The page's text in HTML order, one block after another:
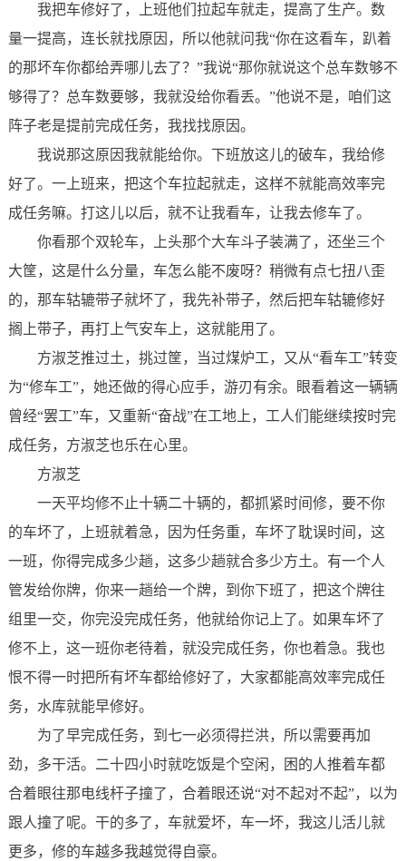
我把车修好了，上班他们拉起车就走，提高了生产。数
量一提高，连长就找原因，所以他就问我“你在这看车，趴着
的那坏车你都给弄哪儿去了？”我说“那你就说这个总车数够不
够得了？总车数要够，我就没给你看丢。”他说不是，咱们这
阵子老是提前完成任务，我找找原因。
我说那这原因我就能给你。下班放这儿的破车，我给修
好了。一上班来，把这个车拉起就走，这样不就能高效率完
成任务嘛。打这儿以后，就不让我看车，让我去修车了。
你看那个双轮车，上头那个大车斗子装满了，还坐三个
大筐，这是什么分量，车怎么能不废呀？稍微有点七扭八歪
的，那车轱辘带子就坏了，我先补带子，然后把车轱辘修好
搁上带子，再打上气安车上，这就能用了。
方淑芝推过土，挑过筐，当过煤炉工，又从“看车工”转变
为“修车工”，她还做的得心应手，游刃有余。眼看着这一辆辆
曾经“罢工”车，又重新“奋战”在工地上，工人们能继续按时完
成任务，方淑芝也乐在心里。
方淑芝
一天平均修不止十辆二十辆的，都抓紧时间修，要不你
的车坏了，上班就着急，因为任务重，车坏了耽误时间，这
一班，你得完成多少趟，这多少趟就合多少方土。有一个人
管发给你牌，你来一趟给一个牌，到你下班了，把这个牌往
组里一交，你完没完成任务，他就给你记上了。如果车坏了
修不上，这一班你老待着，就没完成任务，你也着急。我也
恨不得一时把所有坏车都给修好了，大家都能高效率完成任
务，水库就能早修好。
为了早完成任务，到七一必须得拦洪，所以需要再加
劲，多干活。二十四小时就吃饭是个空闲，困的人推着车都
合着眼往那电线杆子撞了，合着眼还说“对不起对不起”，以为
跟人撞了呢。干的多了，车就爱坏，车一坏，我这儿活儿就
更多，修的车越多我越觉得自豪。